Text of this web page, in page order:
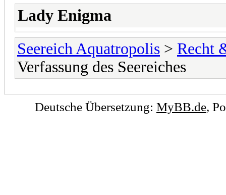
Lady Enigma
Seereich Aquatropolis > Recht
Verfassung des Seereiches
Deutsche Übersetzung: MyBB.de,